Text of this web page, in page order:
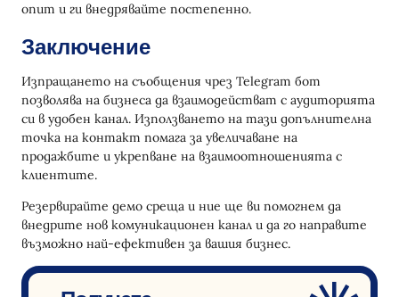
опит и ги внедрявайте постепенно.
Заключение
Изпращането на съобщения чрез Telegram бот
позволява на бизнеса да взаимодействат с аудиторията
си в удобен канал. Използването на тази допълнителна
точка на контакт помага за увеличаване на
продажбите и укрепване на взаимоотношенията с
клиентите.
Резервирайте демо среща и ние ще ви помогнем да
внедрите нов комуникационен канал и да го направите
възможно най-ефективен за вашия бизнес.